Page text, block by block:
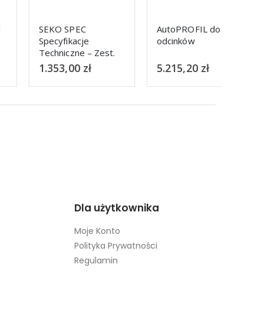
SEKO SPEC
Specyfikacje
Techniczne – Zest.
1-41 / CD
1.353,00zł
AutoPROFIL do 100
odcinków
5.215,20zł
Dla użytkownika
Moje Konto
Polityka Prywatności
Regulamin